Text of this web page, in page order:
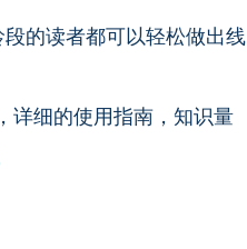
的读者都可以轻松做出线
详细的使用指南，知识量